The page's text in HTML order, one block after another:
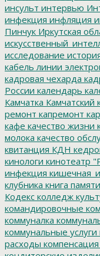
инсульт интервью
инфекция инфляция
Пинчук Иркутская
исследование
кабель линии
кадровая чехарда
России календарь
Камчатка Камчатский
ремонт капремонт
кафе качество жизни
молока качество
квитанция КДН
кинологи кинотеатр
инфекция
клубника книга памяти
Кодекс колледж
командировочные
коммуналка
коммунальные услуги
расходы компенсация